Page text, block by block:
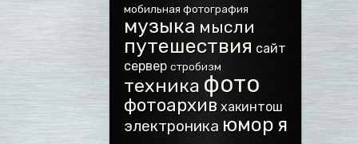
мобильная фотография
музыка мысли
путешествия сайт
сервер стробизм
техника фото
фотоархив хакинтош
электроника юмор я